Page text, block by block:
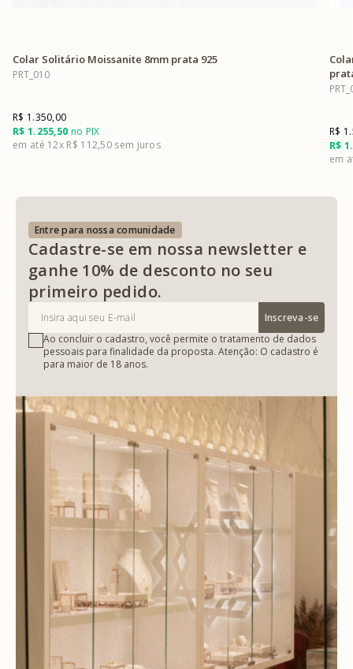
Colar Solitário Moissanite 8mm prata 925
PRT_010
R$ 1.255,50 no PIX
R$ 1.350,00
12x R$ 112,50 R$
R$
Entre para nossa comunidade
Cadastre-se em nossa newsletter e
ganhe 10% de desconto no seu
primeiro pedido.
Inscreva-se
Ao concluir o cadastro, você permite o tratamento de dados
pessoais para finalidade da proposta. Atenção: O cadastro é
para maior de 18 anos.